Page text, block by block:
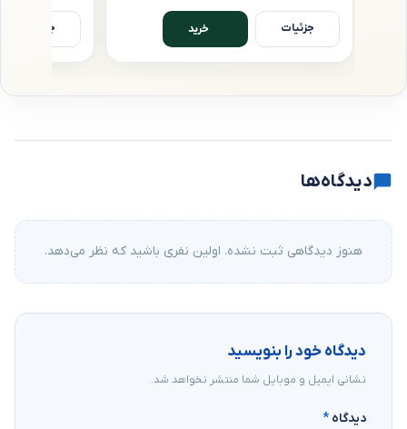
جزئیات خرید جزئیات
دیدگاه‌ها
هنوز دیدگاهی ثبت نشده. اولین نفری باشید که نظر می‌دهد.
دیدگاه خود را بنویسید
نشانی ایمیل و موبایل شما منتشر نخواهد شد.
دیدگاه *